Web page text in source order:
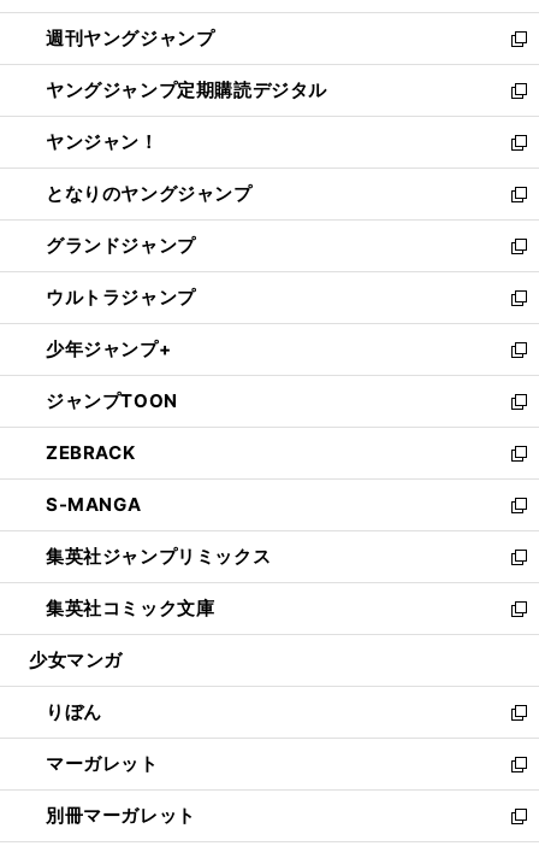
開
く
ウ
で
開
く
ン
ド
ウ
で
開
く
ウ
ィ
ン
ド
ウ
で
開
く
週刊ヤングジャンプ
新
し
い
ウ
ィ
ン
ド
ウ
で
開
く
ヤングジャンプ定期購読デジタル
新
し
い
ウ
ィ
ン
ド
ウ
で
開
く
ヤンジャン！
新
し
い
ウ
ィ
ン
ド
ウ
で
開
く
となりのヤングジャンプ
新
し
い
ウ
ィ
ン
ド
ウ
で
開
く
グランドジャンプ
新
し
い
ウ
ィ
ン
ド
ウ
で
開
く
ウルトラジャンプ
新
し
い
ウ
ィ
ン
ド
ウ
で
開
く
少年ジャンプ+
新
し
い
ウ
ィ
ン
ド
ウ
で
開
く
ジャンプTOON
新
し
い
ウ
ィ
ン
ド
ウ
で
開
ZEBRACK
新
し
い
ウ
ィ
ン
ド
ウ
開
く
S-MANGA
新
し
い
ウ
ィ
ン
ウ
で
開
く
集英社ジャンプリミックス
新
し
い
ウ
ン
ド
ウ
で
開
く
集英社コミック文庫
新
し
ウ
ィ
ン
ド
ウ
で
開
少女マンガ
りぼん
新
し
い
ウ
ィ
マーガレット
新
し
い
別冊マーガレット
新